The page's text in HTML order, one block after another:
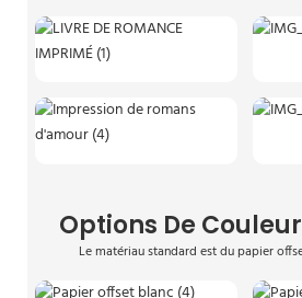
Options De
Le matériau standard est du papier